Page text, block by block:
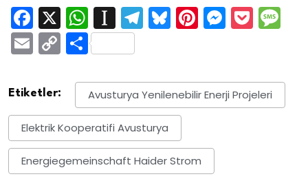
Facebook
X WhatsApp
Instapaper
Telegram
Bluesky
Pinterest
EmailCopy
Link
Share
Etiketler: Avusturya Yenilenebilir Enerji Projeleri
Elektrik Kooperatifi Avusturya
Energiegemeinschaft Haider Strom